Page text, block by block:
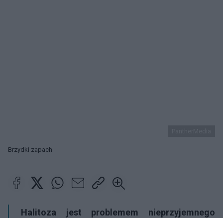
Brzydki zapach
Halitoza jest problemem nieprzyjemnego